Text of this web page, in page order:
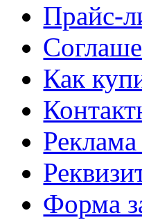
Прайс-
Как
Реклама
Форма